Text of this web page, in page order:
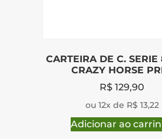
CARTEIRA DE C. SERIE
CRAZY HORSE
R$ 129,90
ou 12x de R$ 13,22
Adicionar ao